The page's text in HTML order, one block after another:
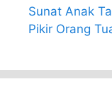
Sunat Anak
Pikir Orang